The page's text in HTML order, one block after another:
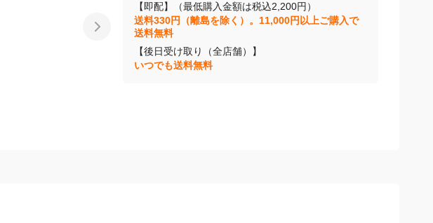
【即配】（最低購入金額は税込2,200円）
送料330円（離島を除く）。11,000円以上ご購入で
送料無料
【後日受け取り（全店舗）】
いつでも送料無料